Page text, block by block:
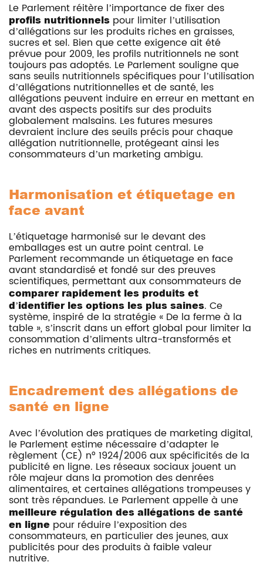
Le Parlement réitère l’importance de fixer des
profils nutritionnels pour limiter l’utilisation
d’allégations sur les produits riches en graisses,
sucres et sel. Bien que cette exigence ait été
prévue pour 2009, les profils nutritionnels ne sont
toujours pas adoptés. Le Parlement souligne que
sans seuils nutritionnels spécifiques pour l’utilisation
d’allégations nutritionnelles et de santé, les
allégations peuvent induire en erreur en mettant en
avant des aspects positifs sur des produits
globalement malsains. Les futures mesures
devraient inclure des seuils précis pour chaque
allégation nutritionnelle, protégeant ainsi les
consommateurs d’un marketing ambigu.
Harmonisation et étiquetage en
face avant
L’étiquetage harmonisé sur le devant des
emballages est un autre point central. Le
Parlement recommande un étiquetage en face
avant standardisé et fondé sur des preuves
scientifiques, permettant aux consommateurs de
comparer rapidement les produits et
d’identifier les options les plus saines. Ce
système, inspiré de la stratégie « De la ferme à la
table », s’inscrit dans un effort global pour limiter la
consommation d’aliments ultra-transformés et
riches en nutriments critiques.
Encadrement des allégations de
santé en ligne
Avec l’évolution des pratiques de marketing digital,
le Parlement estime nécessaire d’adapter le
règlement (CE) n° 1924/2006 aux spécificités de la
publicité en ligne. Les réseaux sociaux jouent un
rôle majeur dans la promotion des denrées
alimentaires, et certaines allégations trompeuses y
sont très répandues. Le Parlement appelle à une
meilleure régulation des allégations de santé
en ligne pour réduire l’exposition des
consommateurs, en particulier des jeunes, aux
publicités pour des produits à faible valeur
nutritive.